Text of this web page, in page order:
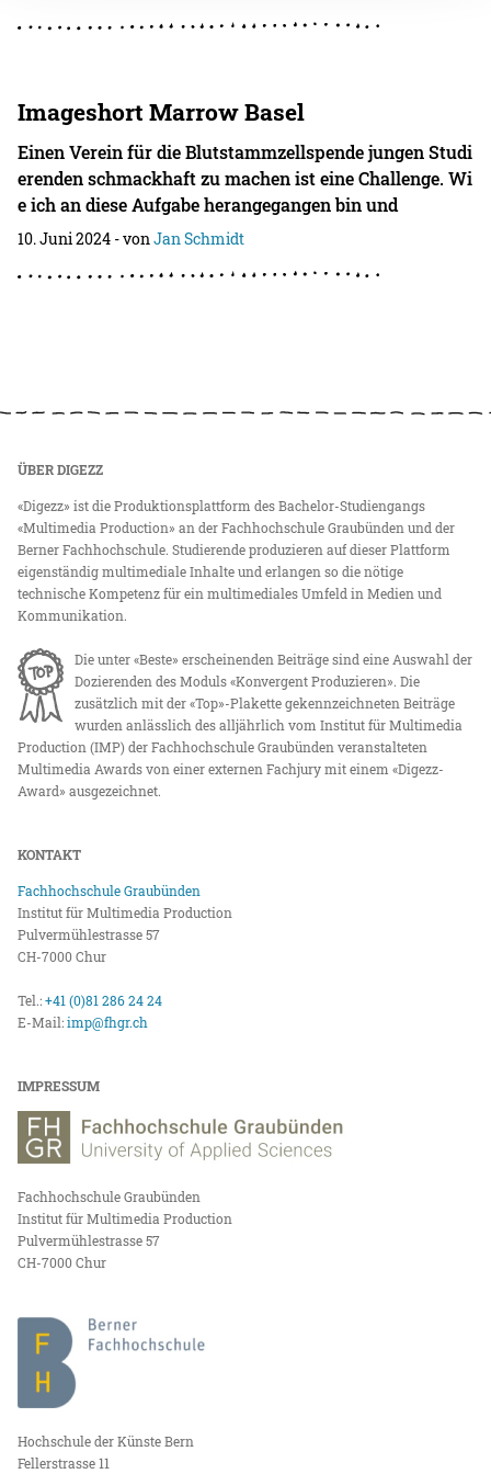
Imageshort Marrow Basel
Einen Verein für die Blutstammzellspende jungen Studi
erenden schmackhaft zu machen ist eine Challenge. Wi
e ich an diese Aufgabe herangegangen bin und
10. Juni 2024 - vonJan Schmidt
ÜBER DIGEZZ
«Digezz» ist die Produktionsplattform des Bachelor-Studiengangs
«Multimedia Production» an der Fachhochschule Graubünden und der
Berner Fachhochschule. Studierende produzieren auf dieser Plattform
eigenständig multimediale Inhalte und erlangen so die nötige
technische Kompetenz für ein multimediales Umfeld in Medien und
Kommunikation.
Die unter «Beste» erscheinenden Beiträge sind eine Auswahl der
Dozierenden des Moduls «Konvergent Produzieren». Die
zusätzlich mit der «Top»-Plakette gekennzeichneten Beiträge
wurden anlässlich des alljährlich vom Institut für Multimedia
Production (IMP) der Fachhochschule Graubünden veranstalteten
Multimedia Awards von einer externen Fachjury mit einem «Digezz-
Award» ausgezeichnet.
KONTAKT
Fachhochschule Graubünden
Institut für Multimedia Production
Pulvermühlestrasse 57
CH-7000 Chur
Tel.:+41 (0)81 286 24 24
E-Mail:imp@fhgr.ch
IMPRESSUM
Fachhochschule Graubünden
Institut für Multimedia Production
Pulvermühlestrasse 57
CH-7000 Chur
Hochschule der Künste Bern
Fellerstrasse 11